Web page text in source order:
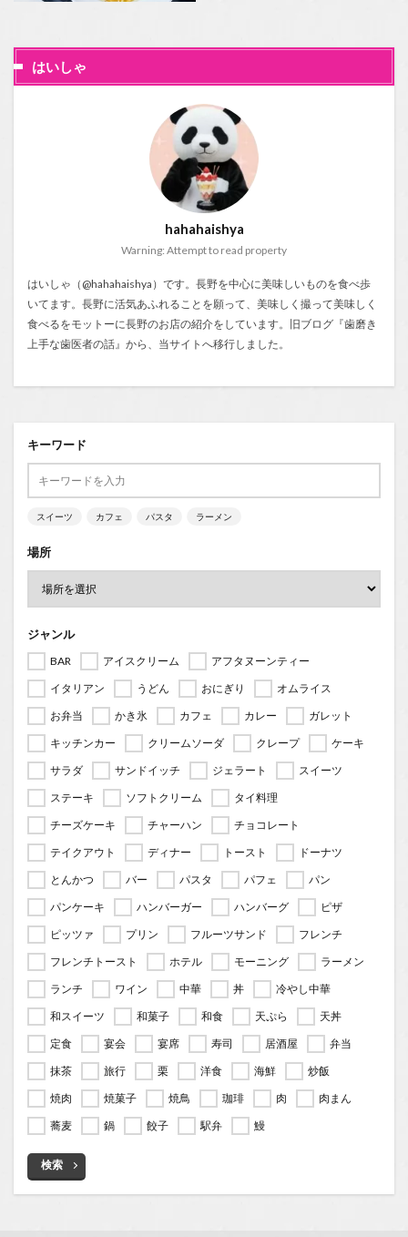
はいしゃ
hahahaishya
Warning: Attempt to read property
はいしゃ（@hahahaishya）です。長野を中心に美味しいものを食べ歩
いてます。長野に活気あふれることを願って、美味しく撮って美味しく
食べるをモットーに長野のお店の紹介をしています。旧ブログ『歯磨き
上手な歯医者の話』から、当サイトへ移行しました。
キーワード
スイーツ カフェ パスタ ラーメン
場所
ジャンル
BAR アイスクリーム
アフタヌーンティー
イタリアン
うどん おにぎり
オムライス
お弁当
かき氷 カフェ カレー
ガレット
キッチンカー
クリームソーダ クレープ
ケーキ
サラダ
サンドイッチ ジェラート
スイーツ
ステーキ
ソフトクリーム
タイ料理
チーズケーキ
チャーハン
チョコレート
テイクアウト
ディナー トースト
ドーナツ
とんかつ
バー パスタ パフェ
パン
パンケーキ
ハンバーガー ハンバーグ
ピザ
ピッツァ
プリン フルーツサンド
フレンチ
フレンチトースト
ホテル モーニング
ラーメン
ランチ
ワイン 中華 丼
冷やし中華
和スイーツ
和菓子 和食 天ぷら
天丼
定食
宴会 宴席 寿司 居酒屋
弁当
抹茶
旅行 栗 洋食 海鮮
炒飯
焼肉
焼菓子 焼鳥 珈琲 肉
肉まん
蕎麦
鍋 餃子 駅弁 鰻
検索